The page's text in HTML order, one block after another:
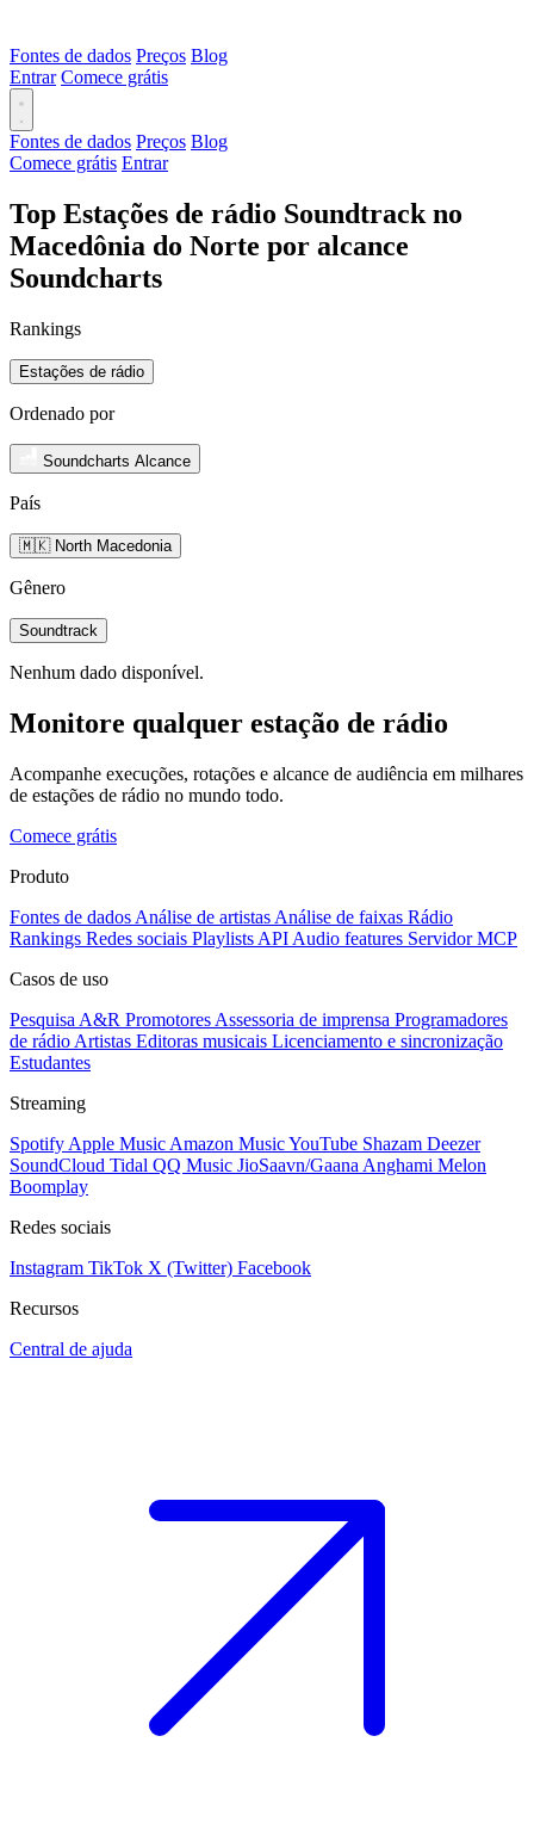
Fontes de dados Preços Blog
Entrar Comece grátis
Fontes de dados Preços Blog
Comece grátis Entrar
Top Estações de rádio Soundtrack no
Macedônia do Norte por alcance
Soundcharts
Rankings
Estações de rádio
Ordenado por
Soundcharts Alcance
País
🇲🇰 North Macedonia
Gênero
Soundtrack
Nenhum dado disponível.
Monitore qualquer estação de rádio
Acompanhe execuções, rotações e alcance de audiência em milhares
de estações de rádio no mundo todo.
Comece grátis
Produto
Fontes de dados Análise de artistas Análise de faixas Rádio
Rankings Redes sociais Playlists API Audio features Servidor MCP
Casos de uso
Pesquisa A&R Promotores Assessoria de imprensa Programadores
de rádio Artistas Editoras musicais Licenciamento e sincronização
Estudantes
Streaming
Spotify Apple Music Amazon MusicYouTube Shazam Deezer
SoundCloud Tidal QQ Music JioSaavn/Gaana Anghami Melon
Boomplay
Redes sociais
Instagram TikTok X (Twitter) Facebook
Recursos
Central de ajuda